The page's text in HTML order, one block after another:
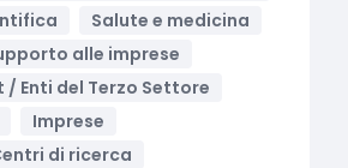
Salute e medicina
alle imprese
/ Enti del Terzo Settore
Imprese
di ricerca